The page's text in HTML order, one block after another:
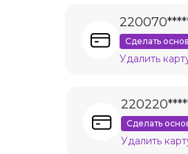
Сделать
Удалить
Сделать
Удалить